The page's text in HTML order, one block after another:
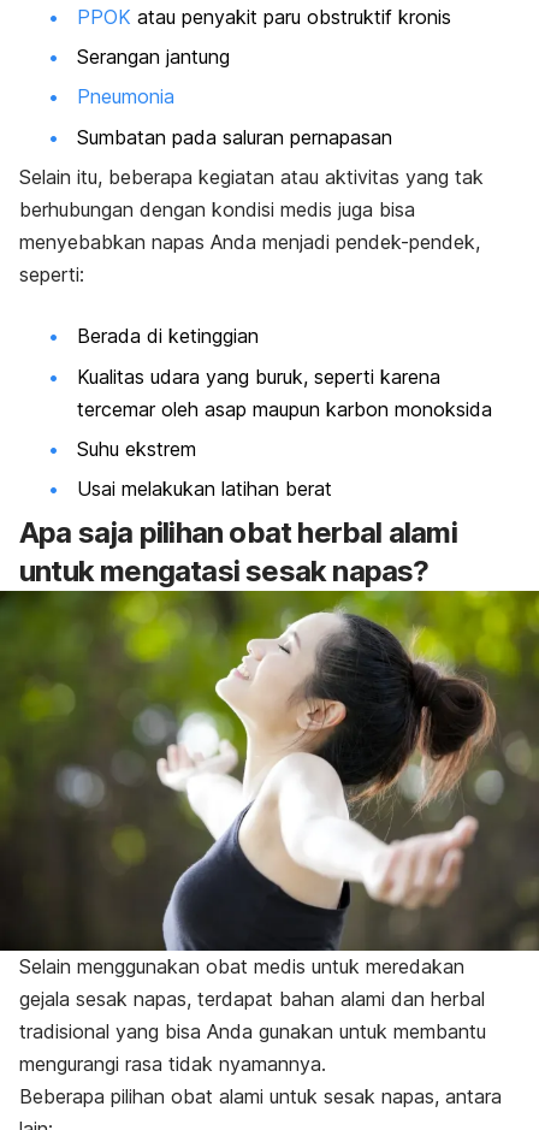
PPOK atau penyakit paru obstruktif kronis
Serangan jantung
Pneumonia
Sumbatan pada saluran pernapasan
Selain itu, beberapa kegiatan atau aktivitas yang tak
berhubungan dengan kondisi medis juga bisa
menyebabkan napas Anda menjadi pendek-pendek,
seperti:
Berada di ketinggian
Kualitas udara yang buruk, seperti karena
tercemar oleh asap maupun karbon monoksida
Suhu ekstrem
Usai melakukan latihan berat
Apa saja pilihan obat herbal alami
untuk mengatasi sesak napas?
Selain menggunakan obat medis untuk meredakan
gejala sesak napas, terdapat bahan alami dan herbal
tradisional yang bisa Anda gunakan untuk membantu
mengurangi rasa tidak nyamannya.
Beberapa pilihan obat alami untuk sesak napas, antara